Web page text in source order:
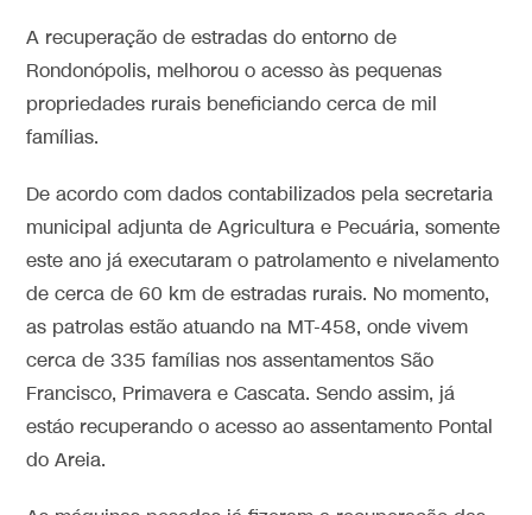
A recuperação de estradas do entorno de
Rondonópolis, melhorou o acesso às pequenas
propriedades rurais beneficiando cerca de mil
famílias.
De acordo com dados contabilizados pela secretaria
municipal adjunta de Agricultura e Pecuária, somente
este ano já executaram o patrolamento e nivelamento
de cerca de 60 km de estradas rurais. No momento,
as patrolas estão atuando na MT-458, onde vivem
cerca de 335 famílias nos assentamentos São
Francisco, Primavera e Cascata. Sendo assim, já
estáo recuperando o acesso ao assentamento Pontal
do Areia.